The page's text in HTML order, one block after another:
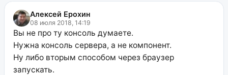
Алексей Ерохин
08 июля 2018, 14:19
Вы не про ту консоль думаете.
Нужна консоль сервера, а не компонент.
Ну либо вторым способом через браузер
запускать.